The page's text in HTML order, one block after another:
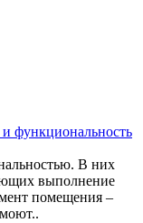
функциональность
В них
выполнение
помещения –